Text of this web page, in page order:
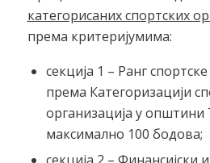
категорисаних спортских
према критеријумима:
секција 1 – Ранг
према Категоризацији
организација у општини
максимално 100 бодова;
секција 2 – Финансијски